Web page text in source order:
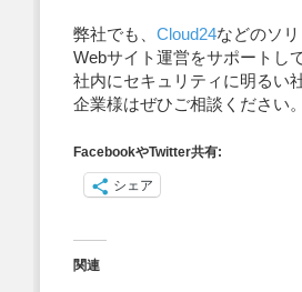
弊社でも、 Cloud24などのソ
Webサイト運営をサポートし
社内にセキュリティに明るい
企業様はぜひご相談ください。
FacebookやTwitter共有:
シェア
関連